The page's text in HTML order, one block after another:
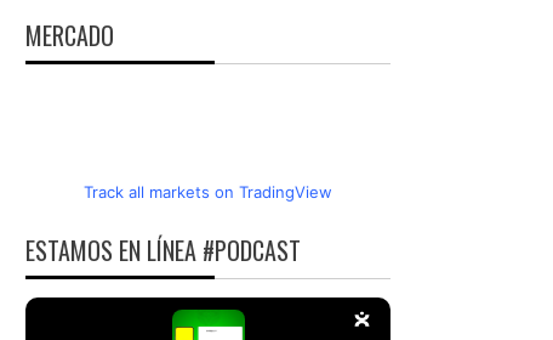
MERCADO
Track all markets on TradingView
ESTAMOS EN LÍNEA #PODCAST